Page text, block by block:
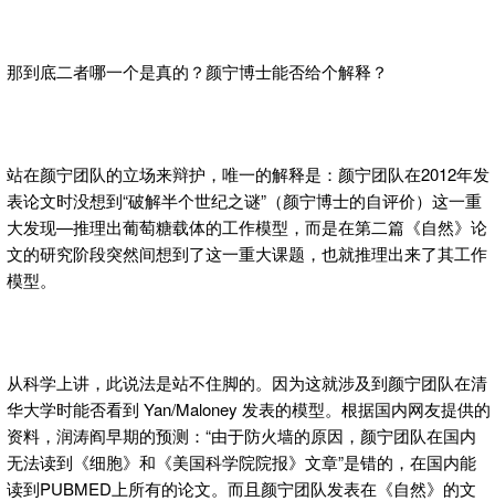
那到底二者哪一个是真的？颜宁博士能否给个解释？
站在颜宁团队的立场来辩护，唯一的解释是：颜宁团队在2012年发
表论文时没想到“破解半个世纪之谜”（颜宁博士的自评价）这一重
大发现—推理出葡萄糖载体的工作模型，而是在第二篇《自然》论
文的研究阶段突然间想到了这一重大课题，也就推理出来了其工作
模型。
从科学上讲，此说法是站不住脚的。因为这就涉及到颜宁团队在清
华大学时能否看到 Yan/Maloney 发表的模型。根据国内网友提供的
资料，润涛阎早期的预测：“由于防火墙的原因，颜宁团队在国内
无法读到《细胞》和《美国科学院院报》文章”是错的，在国内能
读到PUBMED上所有的论文。而且颜宁团队发表在《自然》的文